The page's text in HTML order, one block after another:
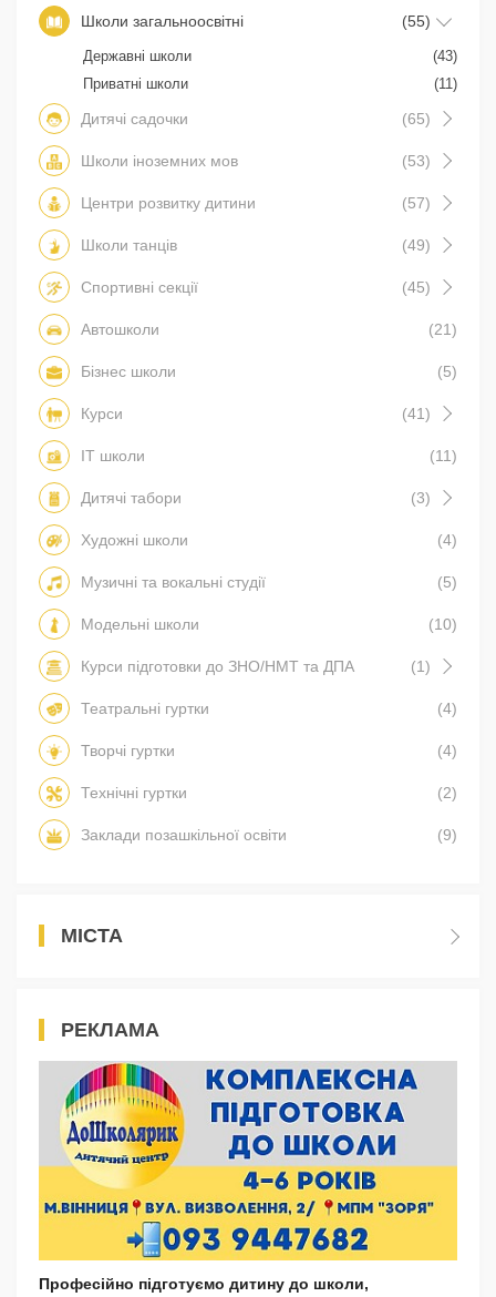
Школи загальноосвітні (55)
Державні школи
(43)
Приватні школи
(11)
Дитячі садочки (65)
Школи іноземних мов (53)
Центри розвитку дитини (57)
Школи танців (49)
Спортивні секції (45)
Автошколи (21)
Бізнес школи (5)
Курси (41)
IT школи (11)
Дитячі табори (3)
Художні школи (4)
Музичні та вокальні студії (5)
Модельні школи (10)
Курси підготовки до ЗНО/НМТ та ДПА (1)
Театральні гуртки (4)
Творчі гуртки (4)
Технічні гуртки (2)
Заклади позашкільної освіти (9)
МІСТА
РЕКЛАМА
Професійно підготуємо дитину до школи,